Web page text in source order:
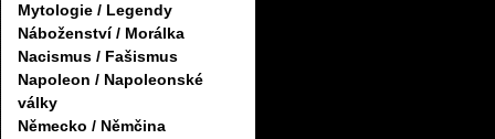
Mytologie / Legendy
Náboženství / Morálka
Nacismus / Fašismus
Napoleon / Napoleonské
války
Německo / Němčina